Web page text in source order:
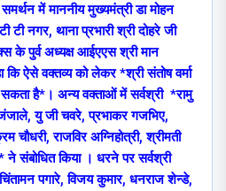
में माननीय मुख्यमंत्री डा मोहन
टी नगर, थाना प्रभारी श्री दोहरे जी
के पुर्व अध्यक्ष आईएएस श्री मान
कि ऐसे वक्तव्य को लेकर *श्री संतोष वर्मा
सकता है*। अन्य वक्ताओं में सर्वश्री *रामु
यु जी चवरे, प्रभाकर गजभिए,
चौधरी, राजविर अग्निहोत्री, श्रीमती
संबोधित किया । धरने पर सर्वश्री
पगारे, विजय कुमार, धनराज शेन्डे,